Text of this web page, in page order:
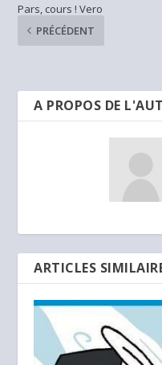
Pars, cours ! Vero
PRÉCÉDENT
A PROPOS DE
ARTICLES